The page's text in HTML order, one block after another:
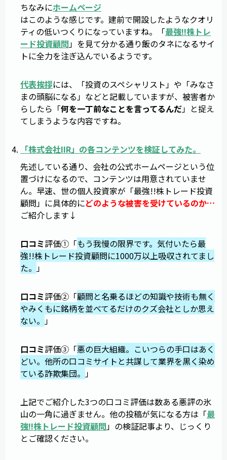
ちなみにホームページ
はこのような感じです。建前で開設したようなクオリ
ティの低いつくりになっていますね。「最強!!株トレ
ード投資顧問 」を見て分かる通り飯のタネになるサイ
トに全力を注ぎ込んでいるようです。
代表挨拶には、「投資のスペシャリスト」や「みなさ
まの頭脳になる」などと記載していますが、被害者か
らしたら「何を一丁前なことを言ってるんだ」と捉え
てしまうような内容ですね。
「株式会社IIR」の各コンテンツを検証してみた。
先述している通り、会社の公式ホームページという位
置づけになるので、コンテンツは用意されていませ
ん。早速、世の個人投資家が「最強!!株トレード投資
顧問」に具体的にどのような被害を受けているのか…
ご紹介します↓
口コミ評価①「もう我慢の限界です。気付いたら最
強!!株トレード投資顧問に1000万以上吸収されてまし
た。 」
口コミ評価②「顧問と名乗るほどの知識や技術も無く
やみくもに銘柄を並べてるだけのクズ会社としか思え
ない。 」
口コミ評価③「悪の巨大組織。こいつらの手口はあく
どい。他所の口コミサイトと共謀して業界を黒く染め
ている詐欺集団。 」
上記でご紹介した3つの口コミ評価は数ある悪評の氷
山の一角に過ぎません。他の投稿が気になる方は「最
強!!株トレード投資顧問 」の検証記事より、じっくり
とご確認ください。